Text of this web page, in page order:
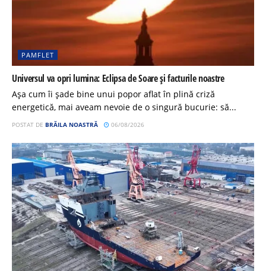
PAMFLET
Universul va opri lumina: Eclipsa de Soare și facturile noastre
Așa cum îi șade bine unui popor aflat în plină criză
energetică, mai aveam nevoie de o singură bucurie: să...
POSTAT DE BRĂILA NOASTRĂ 06/08/2026